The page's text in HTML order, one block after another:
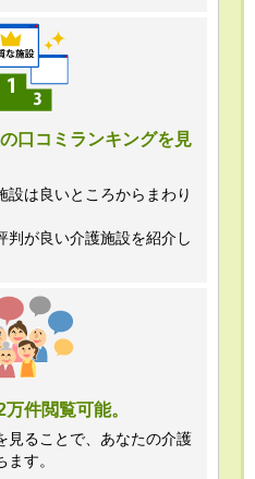
口コミランキングを見
設は良いところからまわり
判が良い介護施設を紹介し
件閲覧可能。
見ることで、あなたの介護
す。